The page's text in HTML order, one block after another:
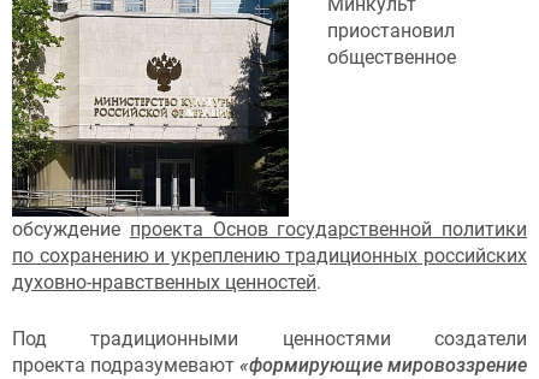
приостановил
общественное
обсуждение проекта Основ государственной политики
по сохранению и укреплению традиционных российских
духовно-нравственных ценностей.
Под традиционными ценностями создатели
проекта подразумевают «формирующие мировоззрение